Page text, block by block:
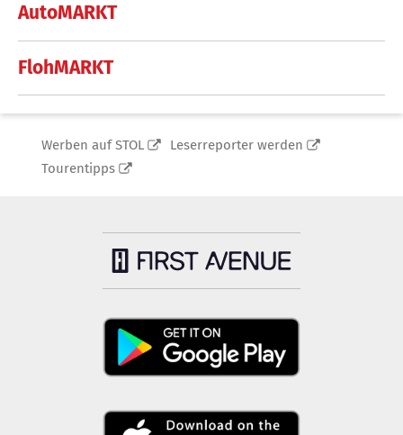
AutoMARKT
FlohMARKT
Werben auf STOL
Leserreporter werden
Tourentipps